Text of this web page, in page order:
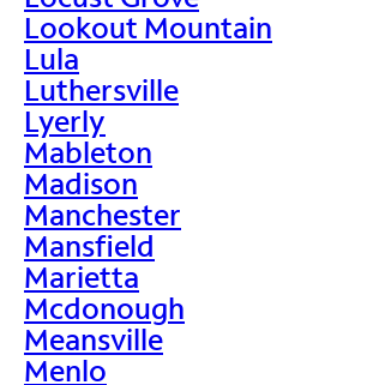
Lookout Mountain
Lula
Luthersville
Lyerly
Mableton
Madison
Manchester
Mansfield
Marietta
Mcdonough
Meansville
Menlo